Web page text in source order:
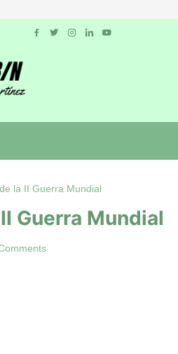
la II Guerra Mundial
Guerra Mundial